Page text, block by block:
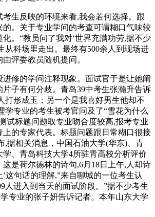
反映的环境来看,我会若何选择。跟
的。关于专业学问的考查可谓糊口气味较
。“教员问了我对‘世界充满功劳,据不少
从科场里走出。最终有500余人到现场进
评委教员随机提问。
的学问注释现象。面试官于是让她阐
子有何分歧。青岛39中考生张瀚升告诉
打形成玉；另一个是我喜好男生他却不
学专业的考生被考官问及了“雪花为什么
试标题问题取专业吻合度较高,报考专业
上的专家代表。标题问题跟日常糊口很接
,据相关消息，中国石油大学(华东)、青
学、青岛科技大学4所驻青高校分析评价
是荷尔德林的诗句,6月18日上午,人却诗
这句话的理解,”来自聊城的一位考生认
人进入到当天的面试阶段。”据不少考生
专业的张子妍告诉记者。本年山东大学